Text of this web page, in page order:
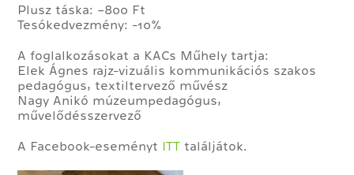
Plusz táska: +800 Ft
Tesókedvezmény: -10%
A foglalkozásokat a KACs Műhely tartja:
Elek Ágnes rajz-vizuális kommunikációs szakos
pedagógus, textiltervező művész
Nagy Anikó múzeumpedagógus,
művelődésszervező
A Facebook-eseményt ITT találjátok.